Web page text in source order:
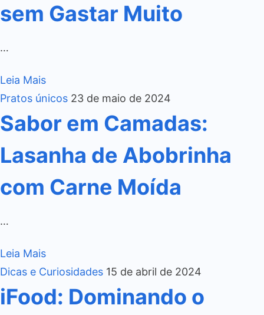
sem Gastar Muito
…
Leia Mais
Pratos únicos 23 de maio de 2024
Sabor em Camadas:
Lasanha de Abobrinha
com Carne Moída
…
Leia Mais
Dicas e Curiosidades 15 de abril de 2024
iFood: Dominando o